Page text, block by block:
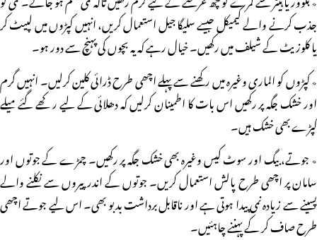
جذب کرنے والے کیمیکل جیسے سلیگا جیل استعمال کریں، انہیں کپڑوں میں لپیٹ کر
یا کلوزیٹ کے شیلف میں رکھیں۔ خیال رہے کہ یہ بچوں کی پہنچ سے دور ہو۔
٭ کپڑوں کو الماری وغیرہ میں رکھنے سے پہلے اچھی طرح ڈرائی کلین کرلیں۔ انہیں گرم
اور خشک جگہ پر رکھیں اس بات کا اطمینان کرلیں کہ دھلائی کے لیے رکھے گئے میلے
کپڑے بھی خشک ہیں۔
٭ جوتے، بیگ اور سوٹ کیس وغیرہ بھی خشک جگہ پر رکھیں۔ چمڑے کے جوتوں اور
سامان پر اچھی طرح پالش استعمال کریں۔ جوتوں کے اندر پیروں سے نکلنے والے
پسینے سے زیادہ نمی پیدا ہوتی ہے اور ناقابل برداشت بدبو بھی۔ اس لیے جوتے اچھی
طرح صاف کر کے پہننے چاہئیں۔